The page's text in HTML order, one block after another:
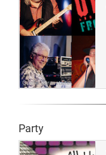
Quelle: Veranstalter
Party